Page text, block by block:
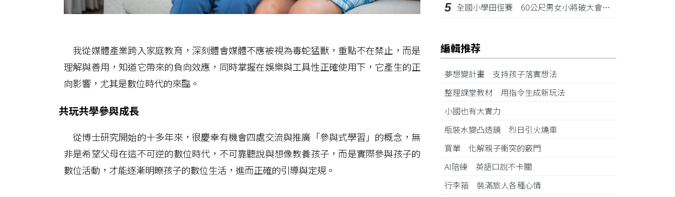
我從媒體產業跨入家庭教育，深刻體會媒體不應被視為毒蛇猛獸，重點不在禁止，而是
理解與善用，知道它帶來的負向效應，同時掌握在娛樂與工具性正確使用下，它產生的正
向影響，尤其是數位時代的來臨。
共玩共學參與成長
從博士研究開始的十多年來，很慶幸有機會四處交流與推廣「參與式學習」的概念，無
非是希望父母在這不可逆的數位時代，不可靠聽說與想像教養孩子，而是實際參與孩子的
數位活動，才能逐漸明瞭孩子的數位生活，進而正確的引導與定規。
5 全國小學田徑賽 60公尺男女小將破大會紀錄
編輯推荐
夢想變計畫 支持孩子落實想法
整理課堂教材 用指令生成新玩法
小國也有大實力
瓶裝水變凸透鏡 烈日引火燒車
買單 化解親子衝突的竅門
AI陪練 英語口說不卡關
行李箱 裝滿旅人各種心情